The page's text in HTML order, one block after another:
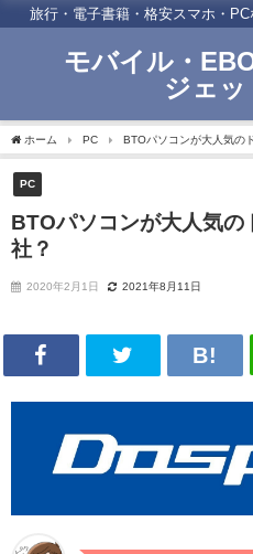
旅行・電子書籍・格安スマホ・
モバイル・
ジェ
ホーム PC BTOパソコンが大人気の
PC
BTOパソコンが大人気の
社？
2020年2月1日 2021年8月11日